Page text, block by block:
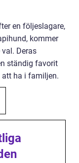
en följeslagare,
kommer
Deras
ständig favorit
att ha i familjen.